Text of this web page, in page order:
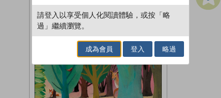
請登入以享受個人化閱讀體驗，或按「略
過」繼續瀏覽。
成為會員 登入 略過